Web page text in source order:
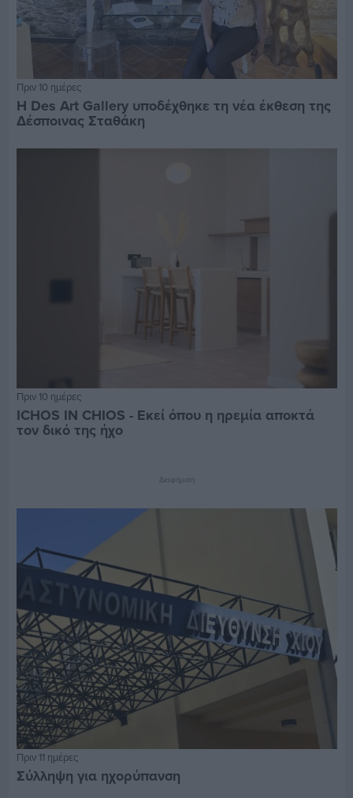
Πριν 10 ημέρες
Η Des Art Gallery υποδέχθηκε τη νέα έκθεση της
Δέσποινας Σταθάκη
Πριν 10 ημέρες
ICHOS IN CHIOS - Εκεί όπου η ηρεμία αποκτά
τον δικό της ήχο
Διαφήμιση
Πριν 11 ημέρες
Σύλληψη για ηχορύπανση